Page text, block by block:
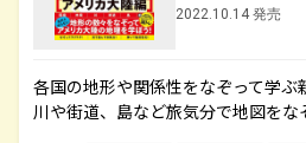
2022.10.14 発売
各国の地形や関係性をなぞって学ぶ
川や街道、島など旅気分で地図をな